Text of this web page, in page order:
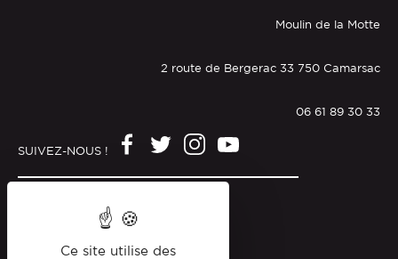
Moulin de la Motte
2 route de Bergerac 33 750 Camarsac
06 61 89 30 33
SUIVEZ-NOUS !
Politique de confidentialité
Ce site utilise des